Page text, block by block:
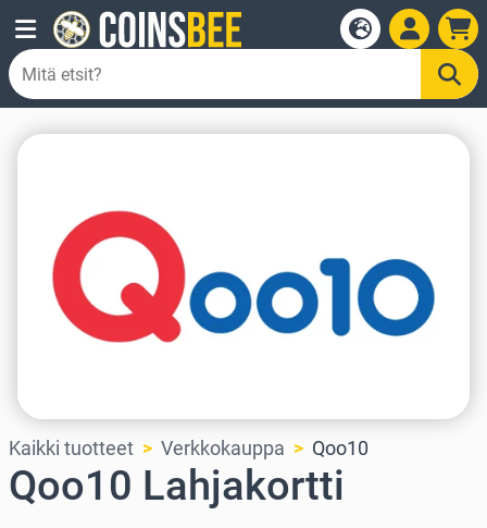
Kaikki tuotteet Verkkokauppa Qoo10
Qoo10 Lahjakortti